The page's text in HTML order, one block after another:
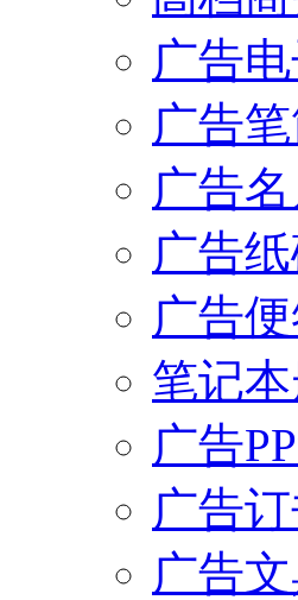
广告
广告
广告
广告
广告
笔记
广告
广告
广告